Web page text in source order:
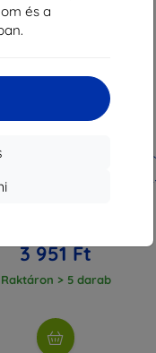
és a
3 951 Ft
Raktáron > 5 darab